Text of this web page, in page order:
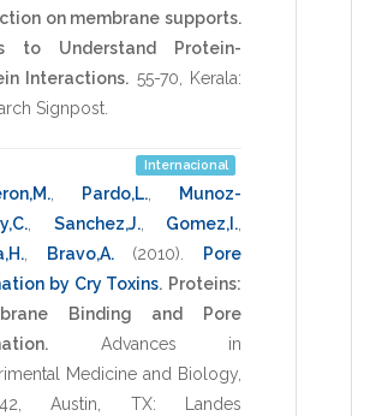
on membrane supports.
to Understand Protein-
Interactions. 55-70, Kerala:
Signpost.
Internacional
, Pardo,L.,
Munoz-
, Sanchez,J., Gomez,I.,
, Bravo,A. (2010).
Pore
by Cry Toxins. Proteins:
Binding and Pore
Advances in
Medicine and Biology,
,Austin, TX: Landes